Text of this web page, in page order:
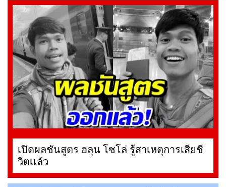
เปิดผลชันสูตร ฮลุน โซโล่ รู้สาเหตุการเสียชี
วิตเเล้ว